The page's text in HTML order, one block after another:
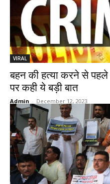
VIRAL
बहन की हत्या करने से पहले
पर कही ये बड़ी बात
Admin - December 12, 2023